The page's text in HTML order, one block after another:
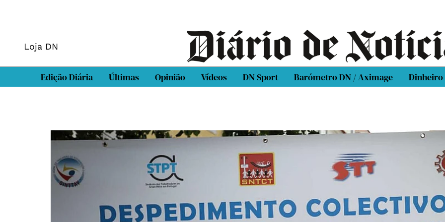
Loja DN
Edição Diária Últimas Opinião Vídeos DN Sport Barómetro DN / Aximage Dinheiro